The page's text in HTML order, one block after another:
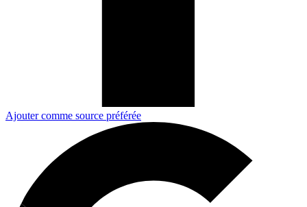
Ajouter comme source préférée